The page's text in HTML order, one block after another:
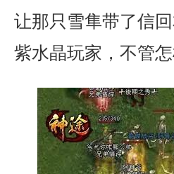
让那只雪隼带了信
紫水晶玩家，不管